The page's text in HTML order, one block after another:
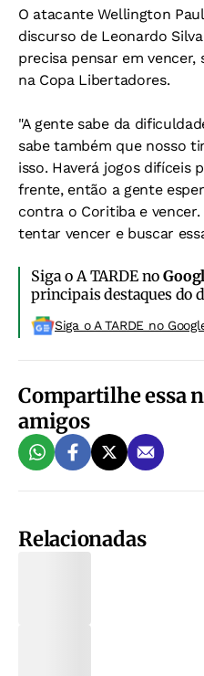
O atacante Wellington
discurso de Leonardo
precisa pensar em
na Copa Libertadores.
"A gente sabe da
sabe também que nosso
isso. Haverá jogos difíceis
frente, então a gente
contra o Coritiba e
tentar vencer e buscar
Siga o A TARDE no
principais destaques do
Siga o A TARDE no
Compartilhe essa
amigos
Relacionadas